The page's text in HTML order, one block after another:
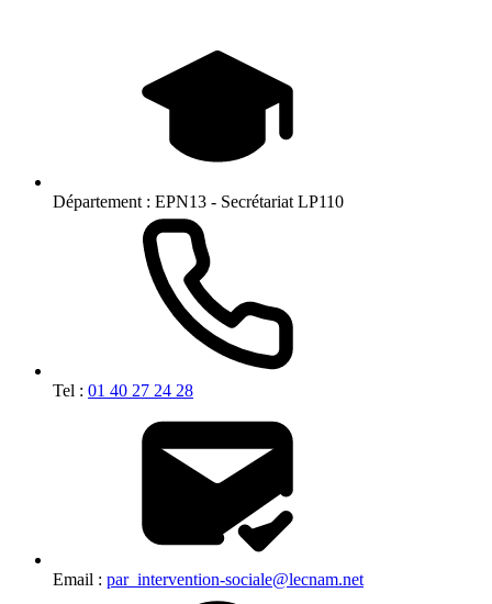
Département : EPN13 - Secrétariat LP110
Tel : 01 40 27 24 28
Email : par_intervention-sociale@lecnam.net